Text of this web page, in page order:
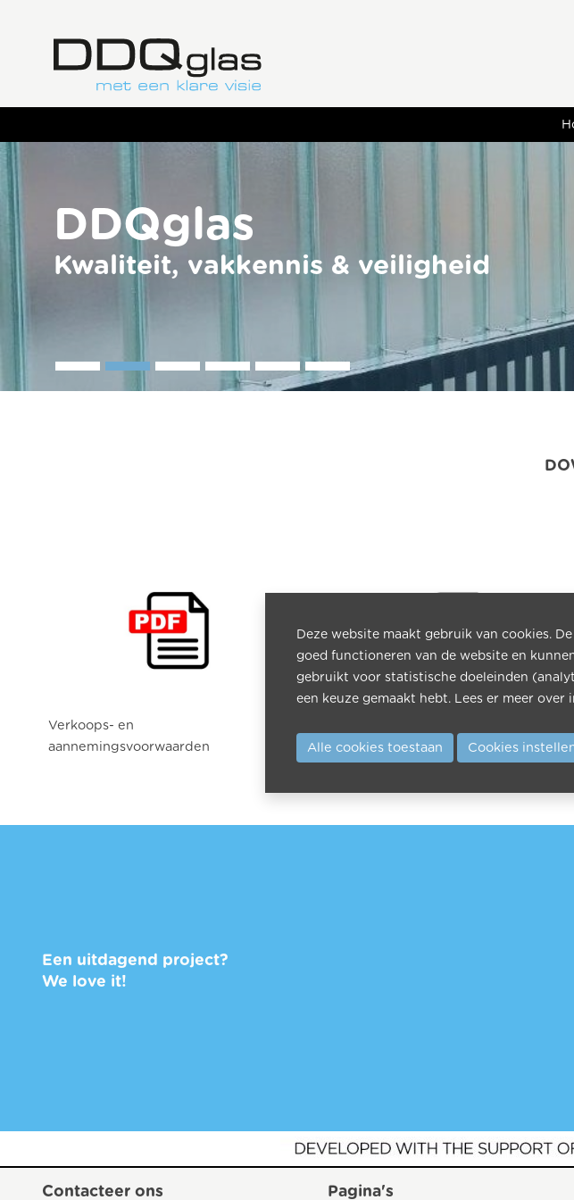
DDQglas
Kwaliteit, vakkennis & veiligheid
Verkoops- en
aannemingsvoorwaarden
Een uitdagend project?
We love it!
Contacteer ons Pagina's
Deze website maakt gebruik van cookies.
goed functioneren van de website en
gebruikt voor statistische doeleinden
een keuze gemaakt hebt. Lees er meer over
Alle cookies toestaan Cookies